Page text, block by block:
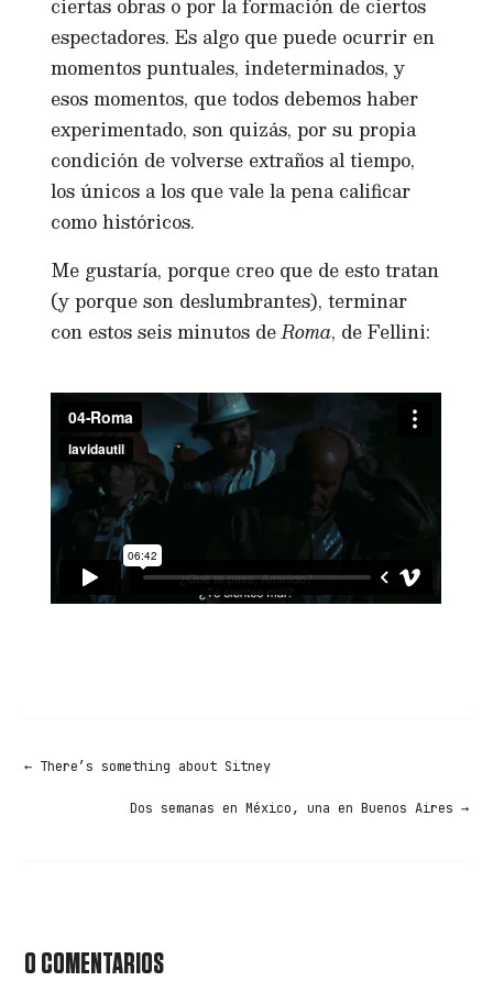
ciertas obras o por la formación de ciertos
espectadores. Es algo que puede ocurrir en
momentos puntuales, indeterminados, y
esos momentos, que todos debemos haber
experimentado, son quizás, por su propia
condición de volverse extraños al tiempo,
los únicos a los que vale la pena calificar
como históricos.
Me gustaría, porque creo que de esto tratan
(y porque son deslumbrantes), terminar
con estos seis minutos deRoma, de Fellini:
← There’s something about Sitney
Dos semanas en México, una en Buenos Aires →
0 COMENTARIOS